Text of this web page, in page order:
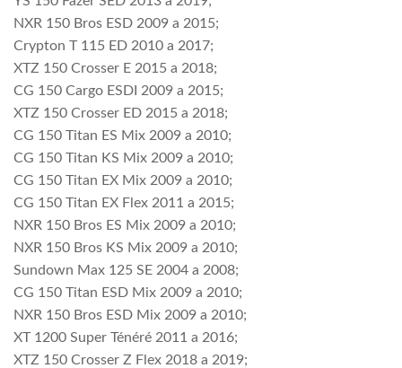
NXR 150 Bros ESD 2009 a 2015;
Crypton T 115 ED 2010 a 2017;
XTZ 150 Crosser E 2015 a 2018;
CG 150 Cargo ESDI 2009 a 2015;
XTZ 150 Crosser ED 2015 a 2018;
CG 150 Titan ES Mix 2009 a 2010;
CG 150 Titan KS Mix 2009 a 2010;
CG 150 Titan EX Mix 2009 a 2010;
CG 150 Titan EX Flex 2011 a 2015;
NXR 150 Bros ES Mix 2009 a 2010;
NXR 150 Bros KS Mix 2009 a 2010;
Sundown Max 125 SE 2004 a 2008;
CG 150 Titan ESD Mix 2009 a 2010;
NXR 150 Bros ESD Mix 2009 a 2010;
XT 1200 Super Ténéré 2011 a 2016;
XTZ 150 Crosser Z Flex 2018 a 2019;